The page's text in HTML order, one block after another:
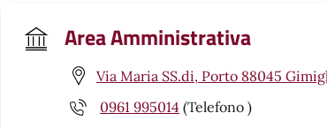
Area Amministrativa
Via Maria SS.di, Porto 88045
0961 995014 (Telefono )